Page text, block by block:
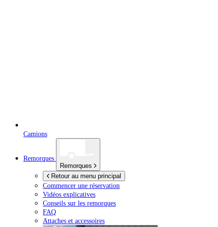
Camions
Remorques
Remorques
Retour au menu principal
Commencer une réservation
Vidéos explicatives
Conseils sur les remorques
FAQ
Attaches et accessoires